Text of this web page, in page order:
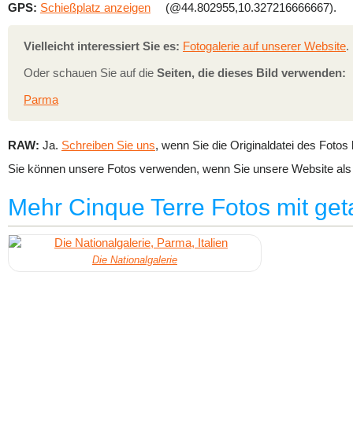
GPS: Schießplatz anzeigen (@44.802955,10.327216666667).
Vielleicht interessiert Sie es: Fotogalerie auf unserer Website.
Oder schauen Sie auf die Seiten, die dieses Bild verwenden:
Parma
RAW: Ja. Schreiben Sie uns, wenn Sie die Originaldatei des Fotos
Sie können unsere Fotos verwenden, wenn Sie unsere Website
Mehr Cinque Terre Fotos mit
Die Nationalgalerie